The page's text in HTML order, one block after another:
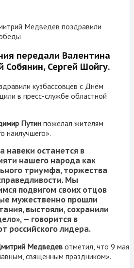
передали Валентина
Собянин, Сергей Шойгу.
кузбассовцев с Днём
в пресс-службе областной
Путин пожелал жителям
наилучшего».
навеки останется в
нашего народа как
триумфа, торжества
Мы
подвигом своих отцов
мужественно прошли
выстояли, сохранили
— говорится в
российского лидера.
Медведев отметил, что 9 мая
священным праздником».